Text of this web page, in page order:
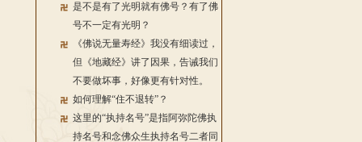
是不是有了光明就有佛号？有了佛
号不一定有光明？
《佛说无量寿经》我没有细读过，
但《地藏经》讲了因果，告诫我们
不要做坏事，好像更有针对性。
如何理解“住不退转”？
这里的“执持名号”是指阿弥陀佛执
持名号和念佛众生执持名号二者同